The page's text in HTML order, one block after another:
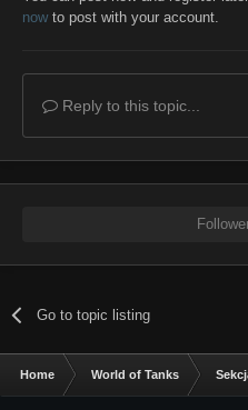
nowto post with your account.
Reply to this topic...
Go to topic listing
Home World of Tanks